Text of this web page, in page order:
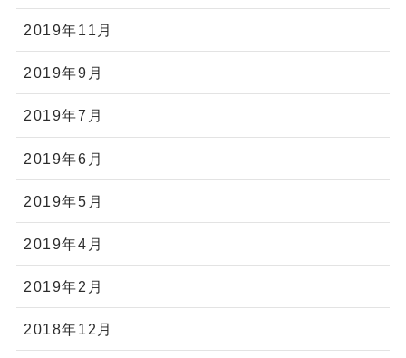
2019年11月
2019年9月
2019年7月
2019年6月
2019年5月
2019年4月
2019年2月
2018年12月